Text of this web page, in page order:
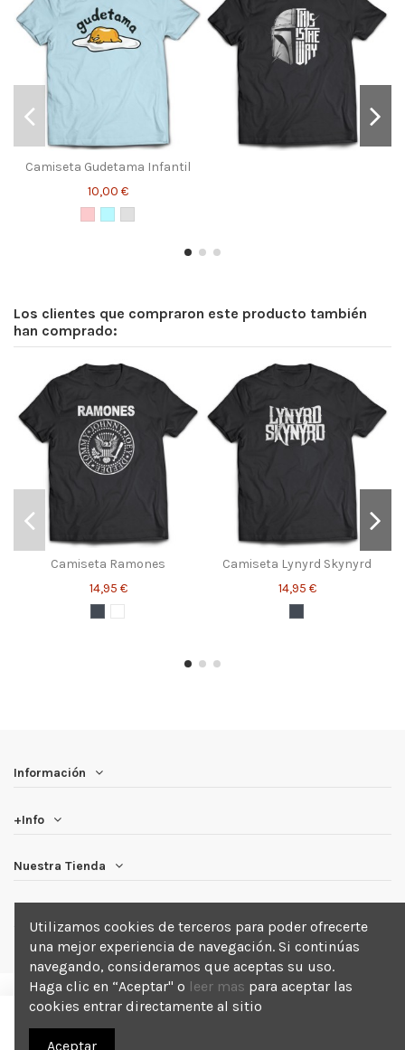
Camiseta Gudetama Infantil
10,00 €
Los clientes que compraron este producto también
han comprado:
Camiseta Ramones
14,95 €
Camiseta Lynyrd Skynyrd
14,95 €
Información
+Info
Nuestra Tienda
Utilizamos cookies de terceros para poder ofrecerte
una mejor experiencia de navegación. Si continúas
navegando, consideramos que aceptas su uso.
Haga clic en “Aceptar" o leer mas para aceptar las
cookies entrar directamente al sitio
Aceptar